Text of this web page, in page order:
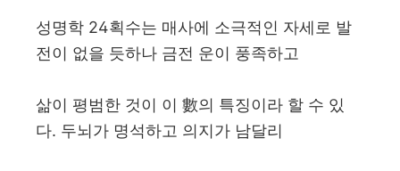
성명학 24획수는 매사에 소극적인 자세로 발
전이 없을 듯하나 금전 운이 풍족하고
삶이 평범한 것이 이 數의 특징이라 할 수 있
다. 두뇌가 명석하고 의지가 남달리